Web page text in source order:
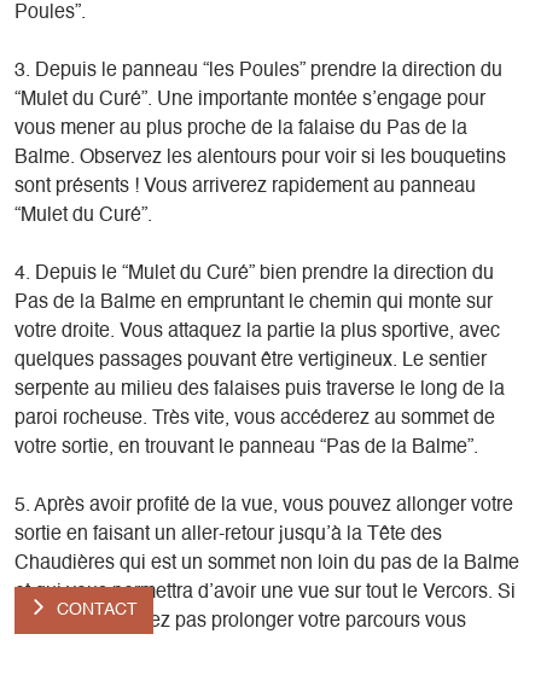
CONTACT
Poules”.
3. Depuis le panneau “les Poules” prendre la direction du
“Mulet du Curé”. Une importante montée s’engage pour
vous mener au plus proche de la falaise du Pas de la
Balme. Observez les alentours pour voir si les bouquetins
sont présents ! Vous arriverez rapidement au panneau
“Mulet du Curé”.
4. Depuis le “Mulet du Curé” bien prendre la direction du
Pas de la Balme en empruntant le chemin qui monte sur
votre droite. Vous attaquez la partie la plus sportive, avec
quelques passages pouvant être vertigineux. Le sentier
serpente au milieu des falaises puis traverse le long de la
paroi rocheuse. Très vite, vous accéderez au sommet de
votre sortie, en trouvant le panneau “Pas de la Balme”.
5. Après avoir profité de la vue, vous pouvez allonger votre
sortie en faisant un aller-retour jusqu’à la Tête des
Chaudières qui est un sommet non loin du pas de la Balme
et qui vous permettra d’avoir une vue sur tout le Vercors. Si
vous ne souhaitez pas prolonger votre parcours vous